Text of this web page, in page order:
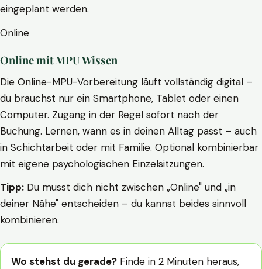
eingeplant werden.
Online
Online mit MPU Wissen
Die Online-MPU-Vorbereitung läuft vollständig digital –
du brauchst nur ein Smartphone, Tablet oder einen
Computer. Zugang in der Regel sofort nach der
Buchung. Lernen, wann es in deinen Alltag passt – auch
in Schichtarbeit oder mit Familie. Optional kombinierbar
mit eigene psychologischen Einzelsitzungen.
Tipp: Du musst dich nicht zwischen „Online" und „in
deiner Nähe" entscheiden – du kannst beides sinnvoll
kombinieren.
Wo stehst du gerade? Finde in 2 Minuten heraus,